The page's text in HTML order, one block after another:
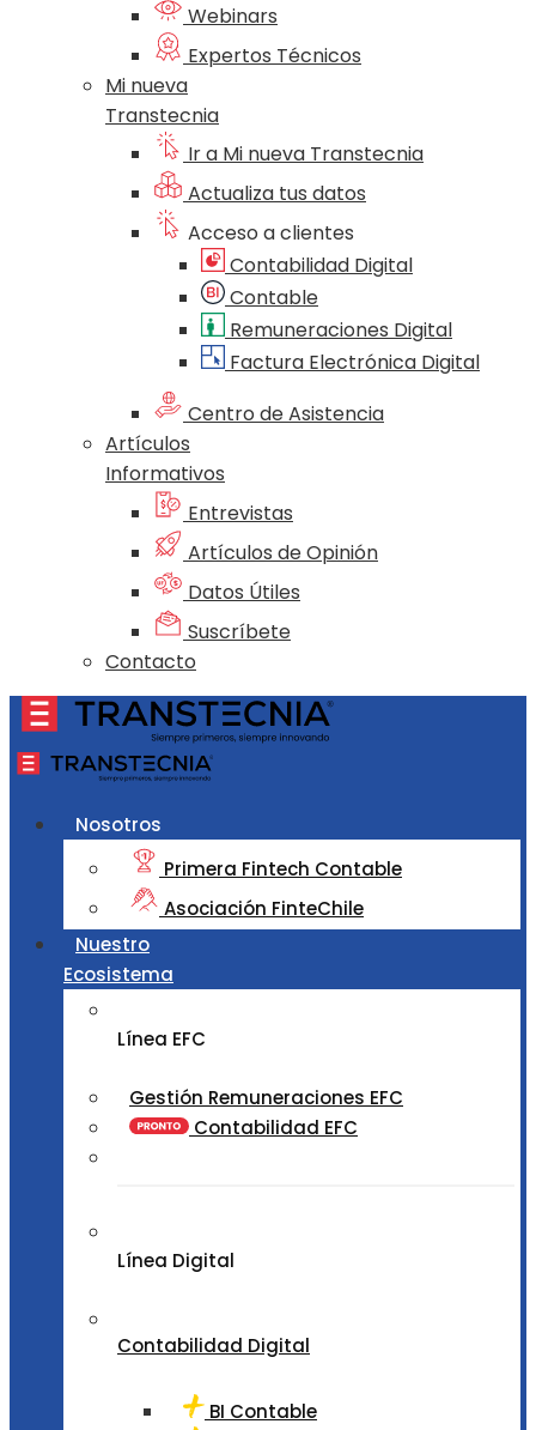
Webinars
Expertos Técnicos
Mi nueva
Transtecnia
Ir a Mi nueva Transtecnia
Actualiza tus datos
Acceso a clientes
Contabilidad Digital
Contable
Remuneraciones Digital
Factura Electrónica Digital
Centro de Asistencia
Artículos
Informativos
Entrevistas
Artículos de Opinión
Datos Útiles
Suscríbete
Contacto
Nosotros
Primera Fintech Contable
Asociación FinteChile
Nuestro
Ecosistema
Línea EFC
Gestión Remuneraciones EFC
Contabilidad EFC
Línea Digital
Contabilidad Digital
BI Contable